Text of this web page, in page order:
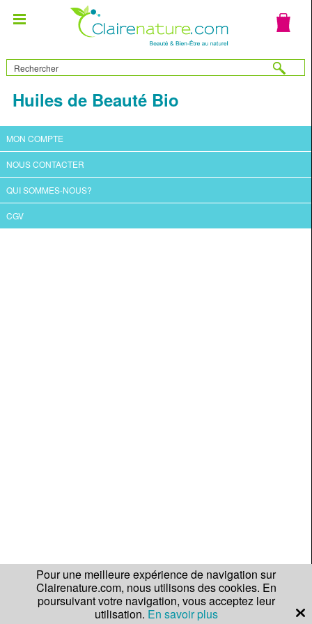
Huiles de Beauté Bio
MON COMPTE
NOUS CONTACTER
QUI SOMMES-NOUS?
CGV
Pour une meilleure expérience de navigation sur
Clairenature.com, nous utilisons des cookies. En
poursuivant votre navigation, vous acceptez leur
utilisation. En savoir plus